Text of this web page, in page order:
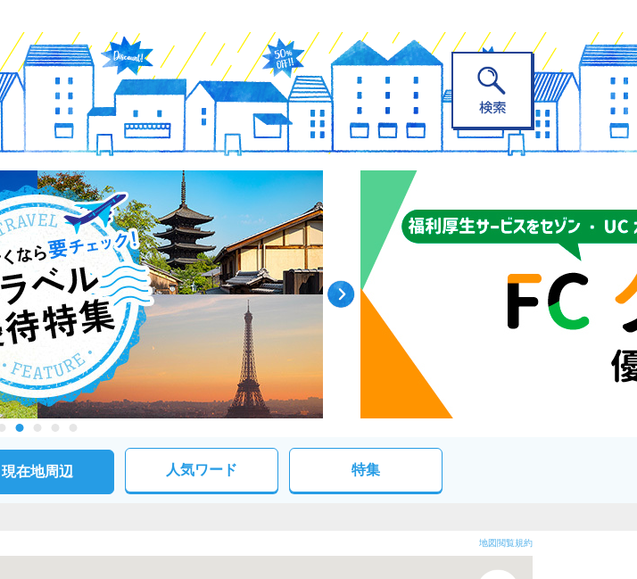
現在地周辺 人気ワード 特集
地図閲覧規約